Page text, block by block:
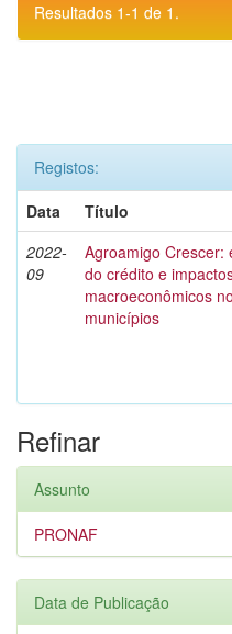
Resultados 1-1 de 1.
Registos:
Data
Título
2022-
09
Agroamigo Crescer:
do crédito e
macroeconômicos
municípios
Refinar
Assunto
PRONAF
Data de Publicação